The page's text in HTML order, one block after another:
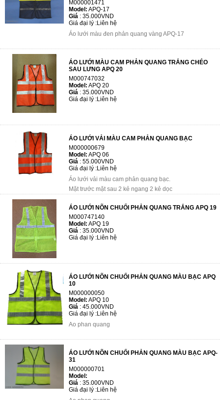
M000001471
Model: APQ-17
Giá : 35.000VND
Giá đại lý :Liên hệ
Áo lưới màu đen phản quang vàng APQ-17
ÁO LƯỚI MÀU CAM PHẢN QUANG TRẮNG CHÉO
SAU LƯNG APQ 20
M000747032
Model: APQ 20
Giá : 35.000VND
Giá đại lý :Liên hệ
ÁO LƯỚI VẢI MÀU CAM PHẢN QUANG BẠC
M000000679
Model: APQ 06
Giá : 55.000VND
Giá đại lý :Liên hệ
Áo lưới vải màu cam phản quang bạc.
Mặt trước mặt sau 2 kẻ ngang 2 kẻ dọc
ÁO LƯỚI NÕN CHUỐI PHẢN QUANG TRẮNG APQ 19
M000747140
Model: APQ 19
Giá : 35.000VND
Giá đại lý :Liên hệ
ÁO LƯỚI NÕN CHUỐI PHẢN QUANG MÀU BẠC APQ
10
M000000050
Model: APQ 10
Giá : 45.000VND
Giá đại lý :Liên hệ
Ao phan quang
ÁO LƯỚI NÕN CHUỐI PHẢN QUANG MÀU BẠC APQ-
31
M000000701
Model:
Giá : 35.000VND
Giá đại lý :Liên hệ